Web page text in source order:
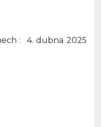
: 4. dubna 2025